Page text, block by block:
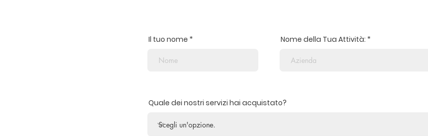
Il tuo nome Nome della Tua Attività:
Quale dei nostri servizi hai acquistato?